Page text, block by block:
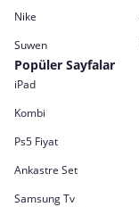
Nike
Suwen
Popüler Sayfalar
iPad
Kombi
Ps5 Fiyat
Ankastre Set
Samsung Tv